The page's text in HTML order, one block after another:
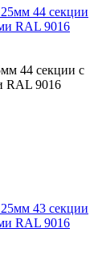
44 секции с
RAL 9016